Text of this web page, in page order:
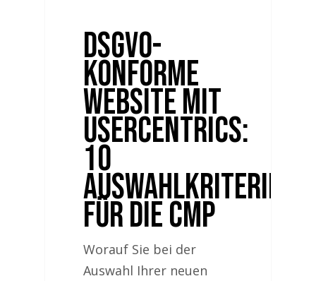
DSGVO-
konforme
Website mit
Usercentrics:
10
Auswahlkriterien
für die CMP
Worauf Sie bei der
Auswahl Ihrer neuen